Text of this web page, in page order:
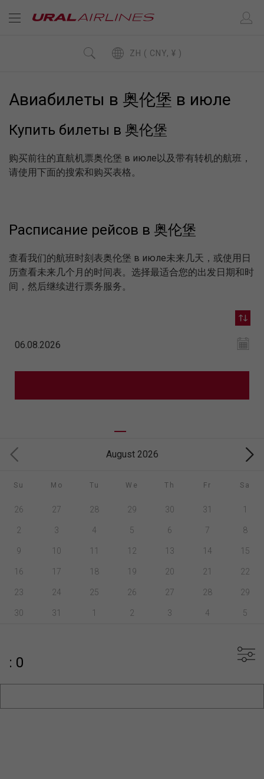
ZH ( CNY, ¥ )
Авиабилеты в 奥伦堡 в июле
Купить билеты в 奥伦堡
购买前往的直航机票奥伦堡 в июле以及带有转机的航班，
请使用下面的搜索和购买表格。
Расписание рейсов в 奥伦堡
查看我们的航班时刻表奥伦堡 в июле未来几天，或使用日
历查看未来几个月的时间表。选择最适合您的出发日期和时
间，然后继续进行票务服务。
August 2026
Su Mo Tu We Th Fr Sa
26 27 28 29 30 31 1
2 3 4 5 6 7 8
9 10 11 12 13 14 15
16 17 18 19 20 21 22
23 24 25 26 27 28 29
30 31 1 2 3 4 5
: 0